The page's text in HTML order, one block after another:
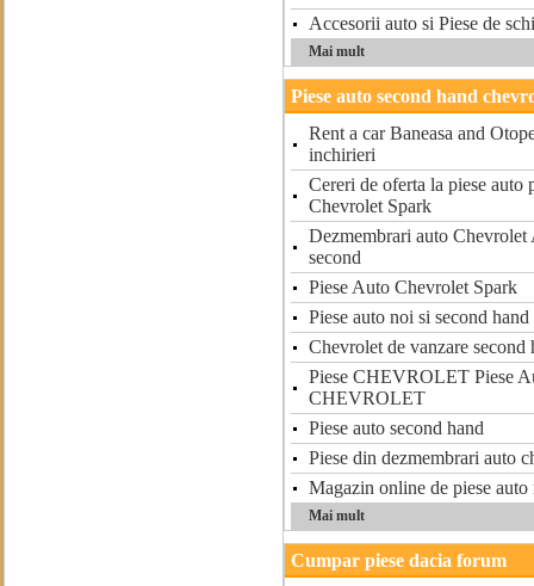
Accesorii auto si Piese de
Mai mult
Piese auto second hand
Rent a car Baneasa and
inchirieri
Cereri de oferta la piese auto
Chevrolet Spark
Dezmembrari auto Chevrolet
second
Piese Auto Chevrolet Spark
Piese auto noi si second
Chevrolet de vanzare second
Piese CHEVROLET Piese
CHEVROLET
Piese auto second hand
Piese din dezmembrari auto
Magazin online de piese auto
Mai mult
Cumpar piese dacia forum